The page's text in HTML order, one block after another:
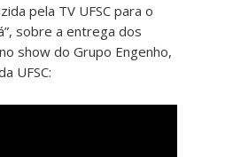
pela TV UFSC para o
sobre a entrega dos
show do Grupo Engenho,
UFSC: